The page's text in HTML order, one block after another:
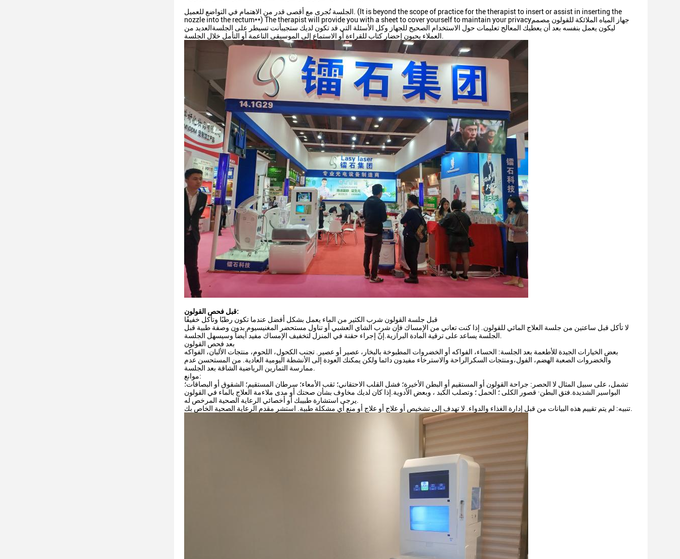
الجلسة تُجرى مع أقصى قدر من الاهتمام في التواضع للعميل. (It is beyond the scope of practice for the therapist to insert or assist in inserting the
nozzle into the rectum**) The therapist will provide you with a sheet to cover yourself to maintain your privacyجهاز المياه الملائكة للقولون مصمم
ليكون يعمل بنفسه بعد أن يعطيك المعالج تعليمات حول الاستخدام الصحيح للجهاز وكل الأسئلة التي قد تكون لديك ستجيبأنت تسيطر على الجلسةالعديد من
العملاء يحبون إحضار كتاب للقراءة أو الاستماع إلى الموسيقى الناعمة أو التأمل خلال الجلسة.
قبل فحص القولون:
قبل جلسة القولون شرب الكثير من الماء يعمل بشكل أفضل عندما تكون رطبًا وتأكل خفيفًا
لا تأكل قبل ساعتين من جلسة العلاج المائي للقولون. إذا كنت تعاني من الإمساك فإن شرب الشاي العشبي أو تناول مستحضر المغنيسيوم بدون وصفة طبية قبل
الجلسة يساعد على ترقية المادة البرازية.إنّ إجراء حقنة في المنزل لتخفيف الإمساك مفيد أيضاً وسيسهل الجلسة.
بعد فحص القولون
بعض الخيارات الجيدة للأطعمة بعد الجلسة: الحساء، الفواكه أو الخضروات المطبوخة بالبخار، عصير أو عصير. تجنب الكحول، اللحوم، منتجات الألبان، الفواكه
والخضروات الصعبة الهضم، الفول،ومنتجات السكرالراحة والاسترخاء مفيدون دائما ولكن يمكنك العودة إلى الأنشطة اليومية العادية. من المستحسن عدم
ممارسة التمارين الرياضية الشاقة بعد الجلسة.
موانع:
تشمل، على سبيل المثال لا الحصر: جراحة القولون أو المستقيم أو البطن الأخيرة؛ فشل القلب الاحتقاني؛ ثقب الأمعاء؛ سرطان المستقيم؛ الشقوق أو البصاقات؛
البواسير الشديدة.فتق البطن· قصور الكلى ؛ الحمل ؛ وتصلب الكبد ، وبعض الأدوية.إذا كان لديك مخاوف بشأن صحتك أو مدى ملاءمة العلاج بالماء في القولون
يرجى استشارة طبيبك أو أخصائي الرعاية الصحية المرخص له.
تنبيه: لم يتم تقييم هذه البيانات من قبل إدارة الغذاء والدواء. لا تهدف إلى تشخيص أو علاج أو علاج أو منع أي مشكلة طبية. استشر مقدم الرعاية الصحية الخاص بك.